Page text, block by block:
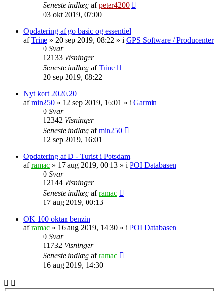
Seneste indlæg afpeter4200
03 okt 2019, 07:00
Opdatering af go basic og essentiel
afTrine » 20 sep 2019, 08:22 » i GPS Software / Producenter
0 Svar
12133 Visninger
Seneste indlæg afTrine
20 sep 2019, 08:22
Nyt kort 2020.20
afmin250 » 12 sep 2019, 16:01 » i Garmin
0 Svar
12342 Visninger
Seneste indlæg afmin250
12 sep 2019, 16:01
Opdatering af D - Turist i Potsdam
aframac » 17 aug 2019, 00:13 » i POI Databasen
0 Svar
12144 Visninger
Seneste indlæg aframac
17 aug 2019, 00:13
OK 100 oktan benzin
aframac » 16 aug 2019, 14:30 » i POI Databasen
0 Svar
11732 Visninger
Seneste indlæg aframac
16 aug 2019, 14:30